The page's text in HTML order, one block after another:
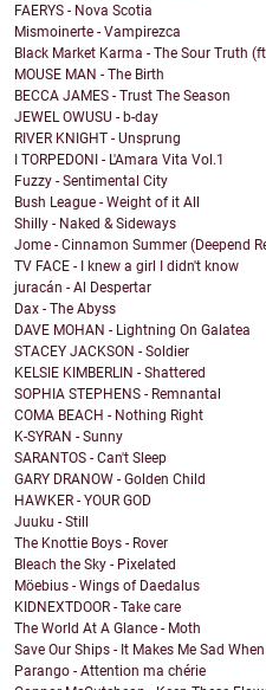
FAERYS - Nova Scotia
Mismoinerte - Vampirezca
Black Market Karma - The Sour Truth
MOUSE MAN - The Birth
BECCA JAMES - Trust The Season
JEWEL OWUSU - b-day
RIVER KNIGHT - Unsprung
I TORPEDONI - L'Amara Vita Vol.1
Fuzzy - Sentimental City
Bush League - Weight of it All
Shilly - Naked & Sideways
Jome - Cinnamon Summer (Deepend
TV FACE - I knew a girl I didn't know
juracán - Al Despertar
Dax - The Abyss
DAVE MOHAN - Lightning On Galatea
STACEY JACKSON - Soldier
KELSIE KIMBERLIN - Shattered
SOPHIA STEPHENS - Remnantal
COMA BEACH - Nothing Right
K-SYRAN - Sunny
SARANTOS - Can't Sleep
GARY DRANOW - Golden Child
HAWKER - YOUR GOD
Juuku - Still
The Knottie Boys - Rover
Bleach the Sky - Pixelated
Möebius - Wings of Daedalus
KIDNEXTDOOR - Take care
The World At A Glance - Moth
Save Our Ships - It Makes Me Sad
Parango - Attention ma chérie